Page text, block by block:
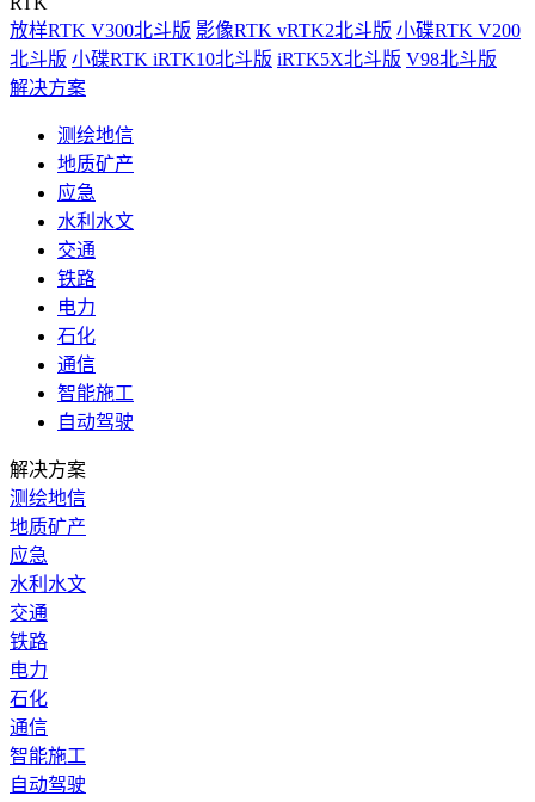
放样RTK V300北斗版 影像RTK vRTK2北斗版 小碟RTK V200
北斗版 小碟RTK iRTK10北斗版 iRTK5X北斗版 V98北斗版
解决方案
测绘地信
地质矿产
应急
水利水文
交通
铁路
电力
石化
通信
智能施工
自动驾驶
解决方案
测绘地信
地质矿产
应急
水利水文
交通
铁路
电力
石化
通信
智能施工
自动驾驶